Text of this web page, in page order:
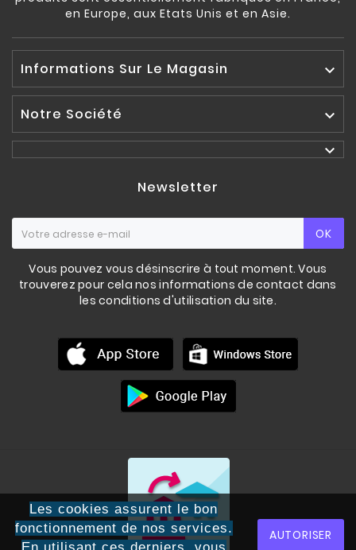
Les cookies assurent le bon
fonctionnement de nos services.
AUTORISER
en Europe, aux Etats Unis et en Asie.
Informations Sur Le Magasin 
Notre Société


Newsletter
OK
Vous pouvez vous désinscrire à tout moment. Vous
trouverez pour cela nos informations de contact dans
les conditions d'utilisation du site.